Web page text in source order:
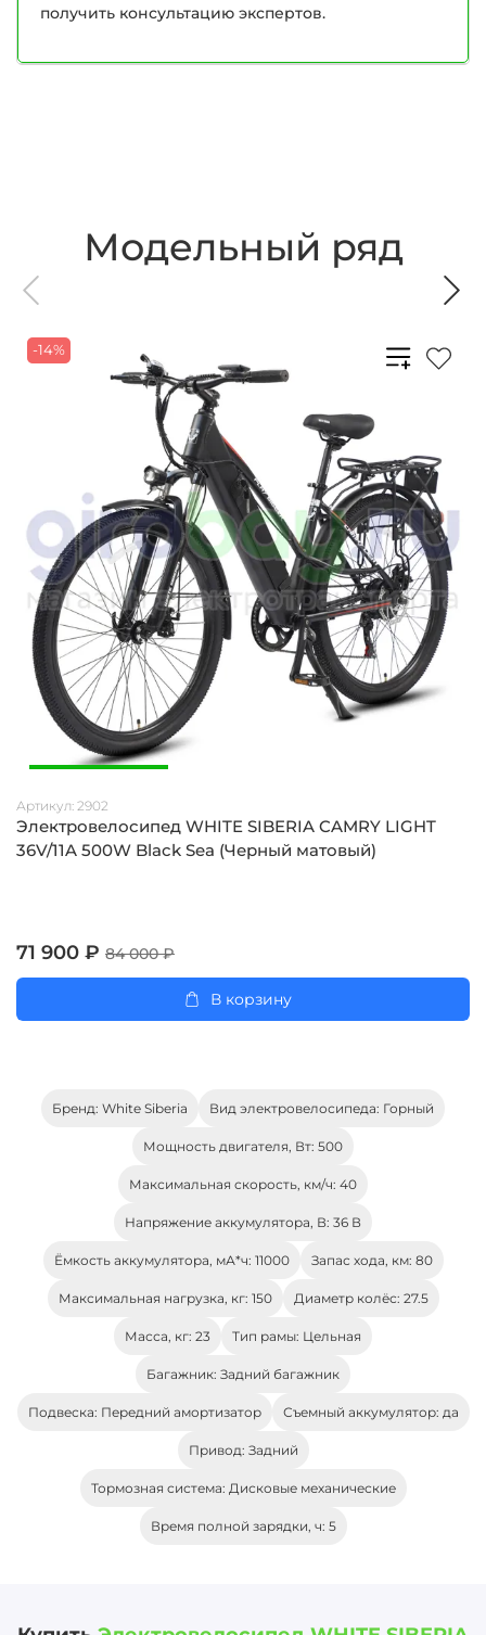
получить консультацию экспертов.
Модельный ряд
-14%
Артикул: 2902
Электровелосипед WHITE SIBERIA CAMRY LIGHT
36V/11A 500W Black Sea (Черный матовый)
71 900 ₽ 84 000 ₽
В корзину
Бренд: White Siberia Вид электровелосипеда: Горный
Мощность двигателя, Вт: 500
Максимальная скорость, км/ч: 40
Напряжение аккумулятора, В: 36 В
Ёмкость аккумулятора, мА*ч: 11000 Запас хода, км: 80
Максимальная нагрузка, кг: 150 Диаметр колёс: 27.5
Масса, кг: 23 Тип рамы: Цельная
Багажник: Задний багажник
Подвеска: Передний амортизатор Съемный аккумулятор: да
Привод: Задний
Тормозная система: Дисковые механические
Время полной зарядки, ч: 5